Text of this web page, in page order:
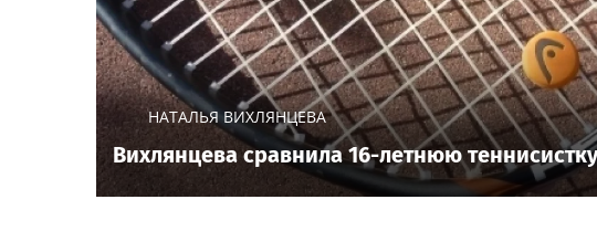
НАТАЛЬЯ ВИХЛЯНЦЕВА
Вихлянцева сравнила 16-летнюю